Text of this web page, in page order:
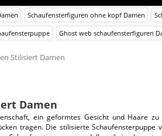
Schaufensterfiguren ohne kopf Damen
Ghost web schaufensterfiguren
Stilisiert Damen
Damen
ein geformtes Gesicht und Haare
tragen. Die stilisierte